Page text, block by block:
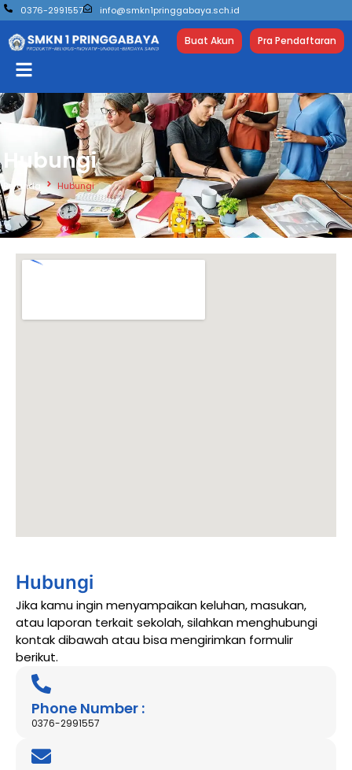
0376-2991557 info@smkn1pringgabaya.sch.id
Buat Akun Pra Pendaftaran
Hubungi
Beranda Hubungi
Hubungi
Jika kamu ingin menyampaikan keluhan, masukan,
atau laporan terkait sekolah, silahkan menghubungi
kontak dibawah atau bisa mengirimkan formulir
berikut.
Phone Number :
0376-2991557